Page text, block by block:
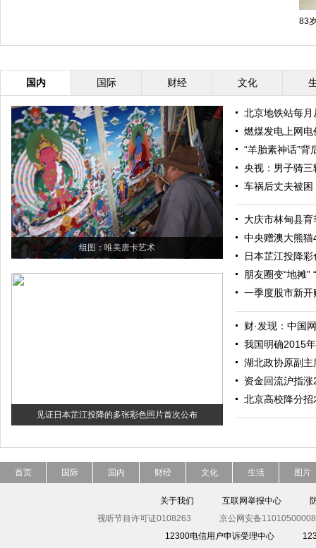
83
国内 国际 财经 文化
组图：唯美唐卡艺术
见证日本芷江投降的多张彩色照片首次公布
北京地铁站每
燃煤发电上网
“羊胎素神话”背
央视：男子骑
车祸后丈夫被
大庆市林甸县
中央赠澳大熊
日本芷江投降
朋友圈变“地摊”
一季度股市新
财·发现：中国
我国明确2015
湖北政协原副
资金回流沪指
北京高校降分
首页 国际 国内 财经 文化 生活 图片
关于我们 互联网举报中心
视听节目许可证0108263
京公网安备
12300电信用户申诉受理中心